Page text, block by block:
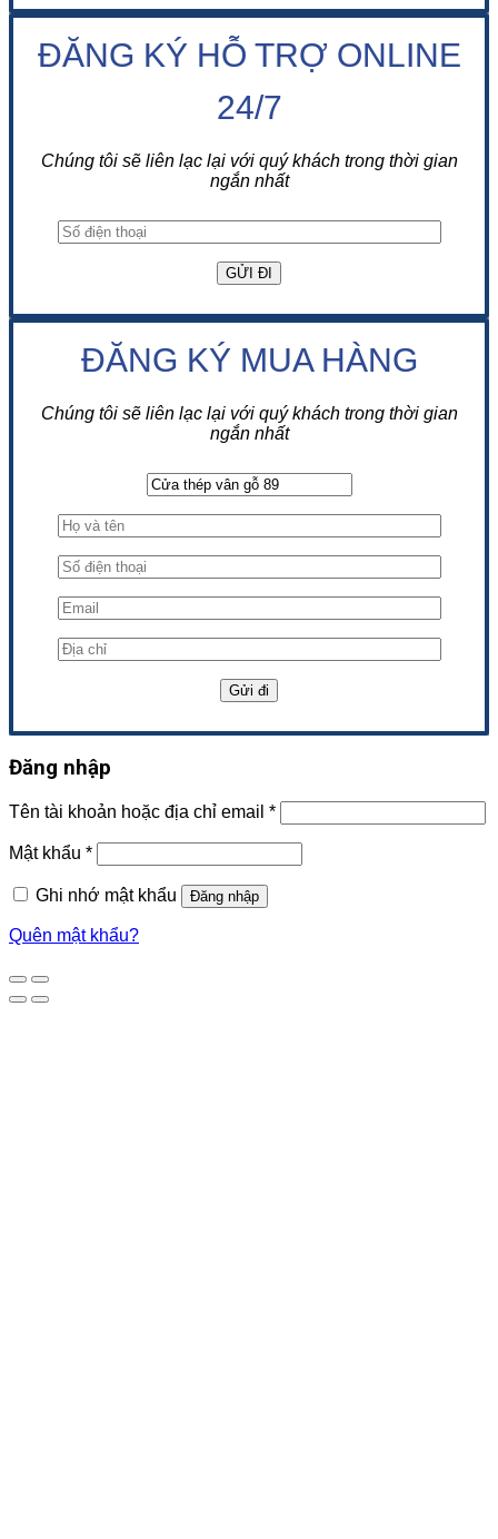
ĐĂNG KÝ HỖ TRỢ ONLINE
24/7
Chúng tôi sẽ liên lạc lại với quý khách trong thời gian
ngắn nhất
ĐĂNG KÝ MUA HÀNG
Chúng tôi sẽ liên lạc lại với quý khách trong thời gian
ngắn nhất
Đăng nhập
Tên tài khoản hoặc địa chỉ email *
Mật khẩu *
Ghi nhớ mật khẩu Đăng nhập
Quên mật khẩu?